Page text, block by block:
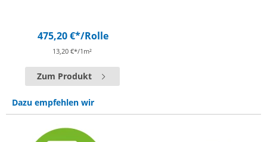
475,20 €*/Rolle
13,20 €*/1m²
Zum Produkt
Dazu empfehlen wir